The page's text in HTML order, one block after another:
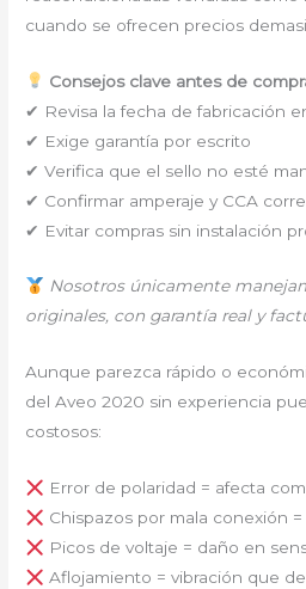
cuando se ofrecen precios
Consejos clave antes de
✔ Revisa la fecha de fabricación
✔ Exige garantía por escrito
✔ Verifica que el sello no esté
✔ Confirmar amperaje y CCA
✔ Evitar compras sin instalación
Nosotros únicamente
originales, con garantía real y
Aunque parezca rápido o
del Aveo 2020 sin experiencia
costosos:
Error de polaridad = afecta
Chispazos por mala conexión
Picos de voltaje = daño en
Aflojamiento = vibración que